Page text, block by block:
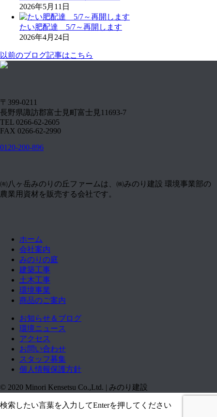
2026年5月11日
たい肥配達 5/7～再開します
2026年4月24日
以前のブログ記事はこちら
〒399-0211
長野県諏訪郡富士見町富士見11693-7
TEL 0266-62-2605
FAX 0266-62-2990
0120-200-896
㈲八ヶ岳みのりの丘ファームは、㈱みのり建設 環境事業部の
農業用資材を販売する会社です。
ホーム
会社案内
みのりの庭
建築工事
土木工事
環境事業
商品のご案内
お知らせ＆ブログ
環境ニュース
アクセス
お問い合わせ
スタッフ募集
個人情報保護方針
© 2020 Minori Kensetsu Co.,Ltd. | みのり建設
検索したい言葉を入力してEnterを押してください